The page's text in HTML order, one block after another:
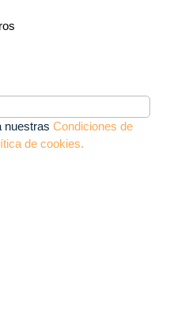
nuestras Condiciones de
de cookies.